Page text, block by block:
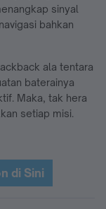
sinyal
bahkan
ala tentara
baterainya
Maka, tak hera
setiap misi.
di Sini